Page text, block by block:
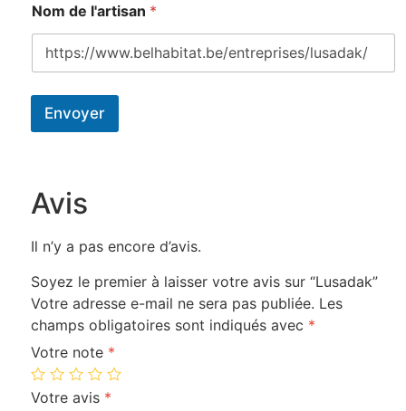
Nom de l'artisan *
Envoyer
Avis
Il n’y a pas encore d’avis.
Soyez le premier à laisser votre avis sur “Lusadak”
Votre adresse e-mail ne sera pas publiée. Les
champs obligatoires sont indiqués avec *
Votre note *
Votre avis *